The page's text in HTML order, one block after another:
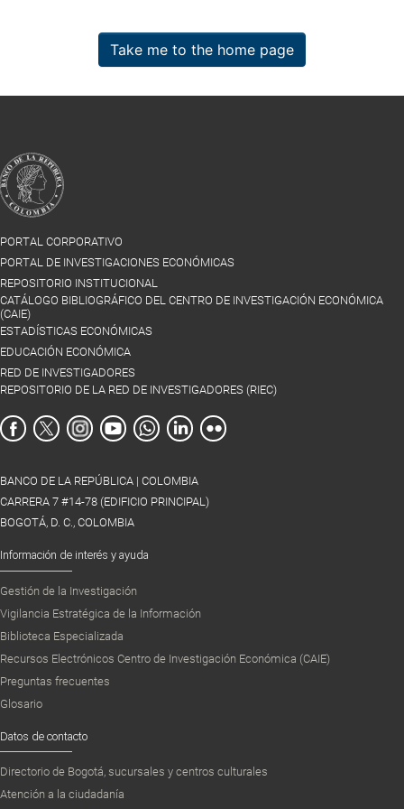
Take me to the home page
PORTAL CORPORATIVO
PORTAL DE INVESTIGACIONES ECONÓMICAS
REPOSITORIO INSTITUCIONAL
CATÁLOGO BIBLIOGRÁFICO DEL CENTRO DE INVESTIGACIÓN ECONÓMICA
(CAIE)
ESTADÍSTICAS ECONÓMICAS
EDUCACIÓN ECONÓMICA
RED DE INVESTIGADORES
REPOSITORIO DE LA RED DE INVESTIGADORES (RIEC)
BANCO DE LA REPÚBLICA | COLOMBIA
CARRERA 7 #14-78 (EDIFICIO PRINCIPAL)
BOGOTÁ, D. C., COLOMBIA
Información de interés y ayuda
Gestión de la Investigación
Vigilancia Estratégica de la Información
Biblioteca Especializada
Recursos Electrónicos Centro de Investigación Económica (CAIE)
Preguntas frecuentes
Glosario
Datos de contacto
Directorio de Bogotá, sucursales y centros culturales
Atención a la ciudadanía